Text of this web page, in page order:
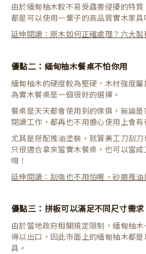
由於緬甸柚木較不易受蟲害侵擾的特質
都是可以使用一輩子的高品質實木家具
延伸閱讀：原木如何正確處理？六大製
優點二： 緬甸柚木餐桌不怕你用
緬甸柚木的硬度較為堅硬，木材強度
為實木餐桌是一個很好的選擇。
餐桌是天天都會使用到的傢俱，無論
閱讀工作，都再也不用擔心使用上會有
尤其是搭配推油塗裝，就算美工刀刮
只很適合拿來當實木餐桌，也可以當
唷！
延伸閱讀：刮傷也不用怕喔，砂磨推
優點三： 拼板可以滿足不同尺寸需求
由於當地政府相關規定限制，緬甸柚
得以出口，因此市面上的緬甸柚木都
具。